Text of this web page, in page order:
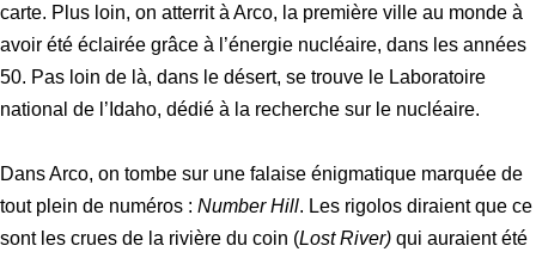
carte. Plus loin, on atterrit à Arco, la première ville au monde à
avoir été éclairée grâce à l’énergie nucléaire, dans les années
50. Pas loin de là, dans le désert, se trouve le Laboratoire
national de l’Idaho, dédié à la recherche sur le nucléaire.
Dans Arco, on tombe sur une falaise énigmatique marquée de
tout plein de numéros : Number Hill. Les rigolos diraient que ce
sont les crues de la rivière du coin (Lost River) qui auraient été